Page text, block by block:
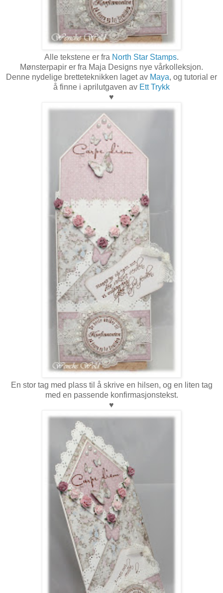
Alle tekstene er fra North Star Stamps.
Mønsterpapir er fra Maja Designs nye vårkolleksjon.
Denne nydelige bretteteknikken laget av Maya, og tutorial er
å finne i aprilutgaven av Ett Trykk
♥
En stor tag med plass til å skrive en hilsen, og en liten tag
med en passende konfirmasjonstekst.
♥